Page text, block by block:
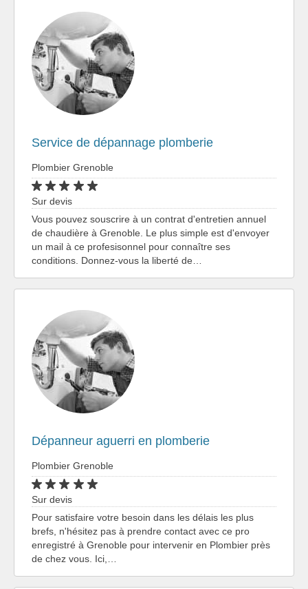
Service de dépannage plomberie
Plombier Grenoble
Sur devis
Vous pouvez souscrire à un contrat d'entretien annuel
de chaudière à Grenoble. Le plus simple est d'envoyer
un mail à ce profesisonnel pour connaître ses
conditions. Donnez-vous la liberté de…
Dépanneur aguerri en plomberie
Plombier Grenoble
Sur devis
Pour satisfaire votre besoin dans les délais les plus
brefs, n'hésitez pas à prendre contact avec ce pro
enregistré à Grenoble pour intervenir en Plombier près
de chez vous. Ici,…